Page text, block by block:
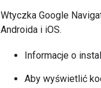
Wtyczka Google
Androida i iOS.
Informacje o
Aby wyświetlić